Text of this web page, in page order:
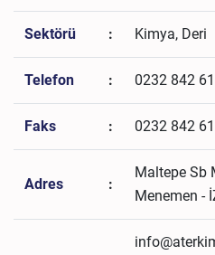
Sektörü : Kimya, Deri
Telefon : 0232 842
Faks : 0232 842
Adres :
Maltepe Sb
Menemen -